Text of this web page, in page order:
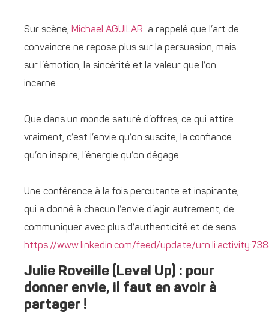
Sur scène, Michael AGUILAR a rappelé que l’art de
convaincre ne repose plus sur la persuasion, mais
sur l’émotion, la sincérité et la valeur que l’on
incarne.
Que dans un monde saturé d’offres, ce qui attire
vraiment, c’est l’envie qu’on suscite, la confiance
qu’on inspire, l’énergie qu’on dégage.
Une conférence à la fois percutante et inspirante,
qui a donné à chacun l’envie d’agir autrement, de
communiquer avec plus d’authenticité et de sens.
https://www.linkedin.com/feed/update/
Julie Roveille (Level Up) : pour
donner envie, il faut en avoir à
partager !